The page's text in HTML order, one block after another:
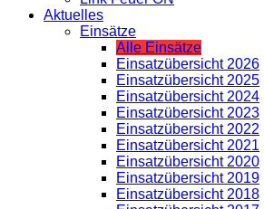
Aktuelles
Einsätze
Alle Einsätze
Einsatzübersicht 2026
Einsatzübersicht 2025
Einsatzübersicht 2024
Einsatzübersicht 2023
Einsatzübersicht 2022
Einsatzübersicht 2021
Einsatzübersicht 2020
Einsatzübersicht 2019
Einsatzübersicht 2018